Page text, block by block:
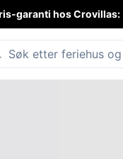
garanti hos Crovillas: